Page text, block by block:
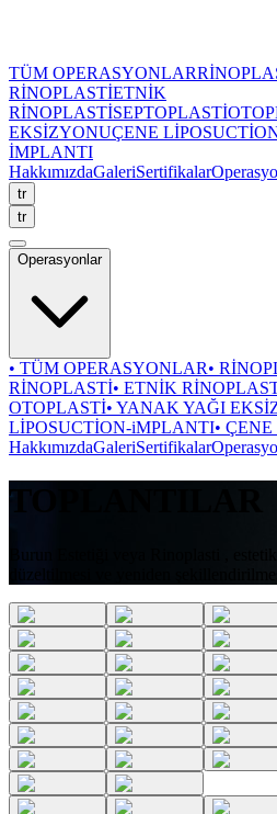
TÜM OPERASYONLAR
RİNOPLASTİETNİK
RİNOPLASTİSEPTOPLASTİ
EKSİZYONUÇENE
İMPLANTI
HakkımızdaGaleriSertifikalar
tr
tr
Operasyonlar
• TÜM OPERASYONLAR•
RİNOPLASTİ• ETNİK
OTOPLASTİ• YANAK YAĞI
LİPOSUCTİON-iMPLANTI•
HakkımızdaGaleriSertifikalar
TOPLANTILAR
Burun Estetiği veya Rinoplasti ,
düzeltilmesi ve yeniden